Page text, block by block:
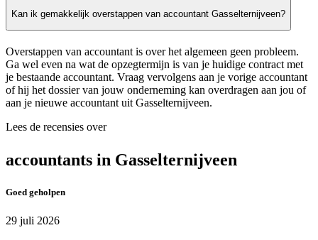
Kan ik gemakkelijk overstappen van accountant Gasselternijveen?
Overstappen van accountant is over het algemeen geen probleem.
Ga wel even na wat de opzegtermijn is van je huidige contract met
je bestaande accountant. Vraag vervolgens aan je vorige accountant
of hij het dossier van jouw onderneming kan overdragen aan jou of
aan je nieuwe accountant uit Gasselternijveen.
Lees de recensies over
accountants in Gasselternijveen
Goed geholpen
29 juli 2026